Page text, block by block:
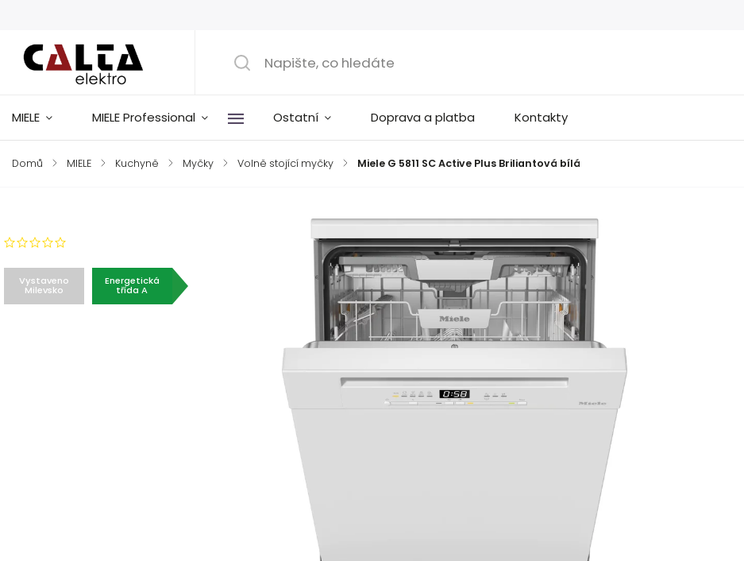
MIELE MIELE Professional Ostatní Doprava a platba Kontakty
Domů / MIELE / Kuchyně / Myčky / Volně stojící myčky / Miele G 5811 SC Active Plus Briliantová bílá
Vystaveno
Milevsko
Energetická
třída A